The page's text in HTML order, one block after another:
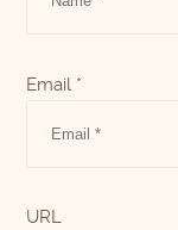
Email *
URL